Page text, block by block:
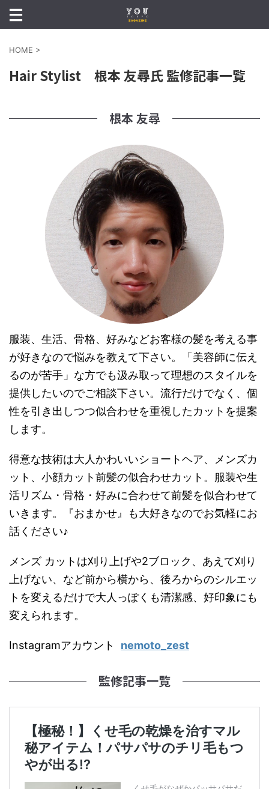
HOME >
Hair Stylist 根本 友尋氏 監修記事一覧
根本 友尋
服装、生活、骨格、好みなどお客様の髪を考える事
が好きなので悩みを教えて下さい。「美容師に伝え
るのが苦手」な方でも汲み取って理想のスタイルを
提供したいのでご相談下さい。流行だけでなく、個
性を引き出しつつ似合わせを重視したカットを提案
します。
得意な技術は大人かわいいショートヘア、メンズカ
ット、小顔カット前髪の似合わせカット。服装や生
活リズム・骨格・好みに合わせて前髪を似合わせて
いきます。『おまかせ』も大好きなのでお気軽にお
話ください♪
メンズ カットは刈り上げや2ブロック、あえて刈り
上げない、など前から横から、後ろからのシルエッ
トを変えるだけで大人っぽくも清潔感、好印象にも
変えられます。
Instagramアカウント nemoto_zest
監修記事一覧